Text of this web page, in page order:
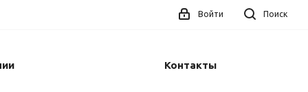
Поиск
Войти
Контакты